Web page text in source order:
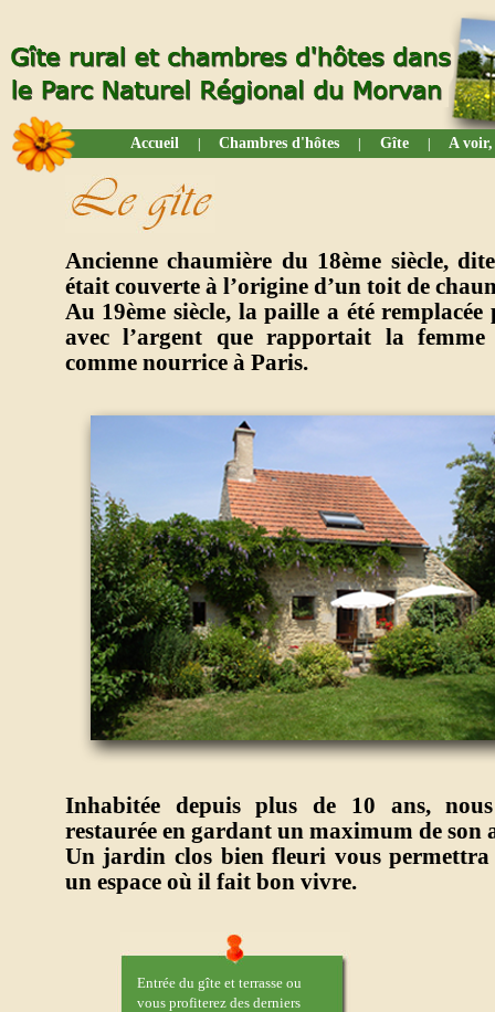
Accueil Chambres d'hôtes Gîte A
Ancienne chaumière du 18ème siècle,
était couverte à l’origine d’un toit de
Au 19ème siècle, la paille a été remplacée
avec l’argent que rapportait la
comme nourrice à Paris.
Inhabitée depuis plus de 10 ans, nous
restaurée en gardant un maximum de son
Un jardin clos bien fleuri vous permettra
un espace où il fait bon vivre.
Entrée du gîte et terrasse ou
vous profiterez des derniers